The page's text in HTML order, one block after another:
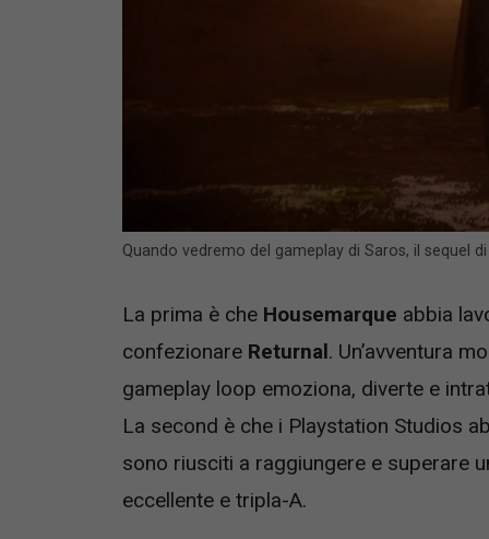
Quando vedremo del gameplay di Saros, il sequel
La prima è che Housemarque abbia
confezionare Returnal. Un’avventura
gameplay loop emoziona, diverte e
La second è che i Playstation Studios
sono riusciti a raggiungere e superare
eccellente e tripla-A.